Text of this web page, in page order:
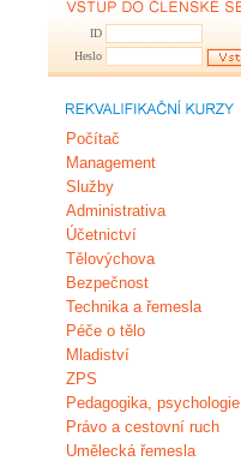
ID
Heslo
Počítač
Management
Služby
Administrativa
Účetnictví
Tělovýchova
Bezpečnost
Technika a řemesla
Péče o tělo
Mladiství
ZPS
Pedagogika, psychologie
Právo a cestovní ruch
Umělecká řemesla